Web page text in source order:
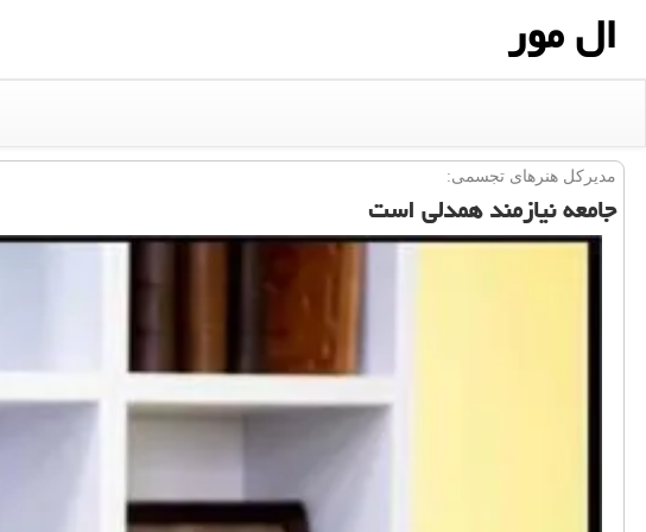
ال مور
مدیركل هنرهای تجسمی:
جامعه نیازمند همدلی است